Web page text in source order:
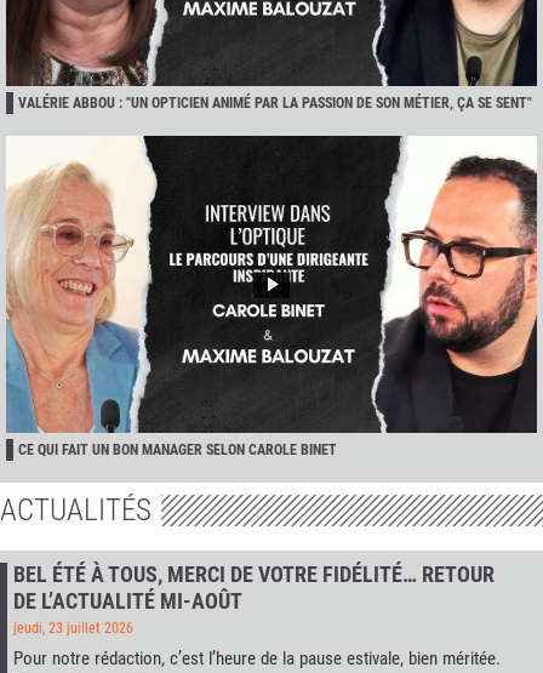
VALÉRIE ABBOU : "UN OPTICIEN ANIMÉ PAR LA PASSION DE SON MÉTIER, ÇA SE SENT"
CE QUI FAIT UN BON MANAGER SELON CAROLE BINET
ACTUALITÉS
BEL ÉTÉ À TOUS, MERCI DE VOTRE FIDÉLITÉ… RETOUR
DE L’ACTUALITÉ MI-AOÛT
jeudi, 23 juillet 2026
Pour notre rédaction, c’est l’heure de la pause estivale, bien méritée.